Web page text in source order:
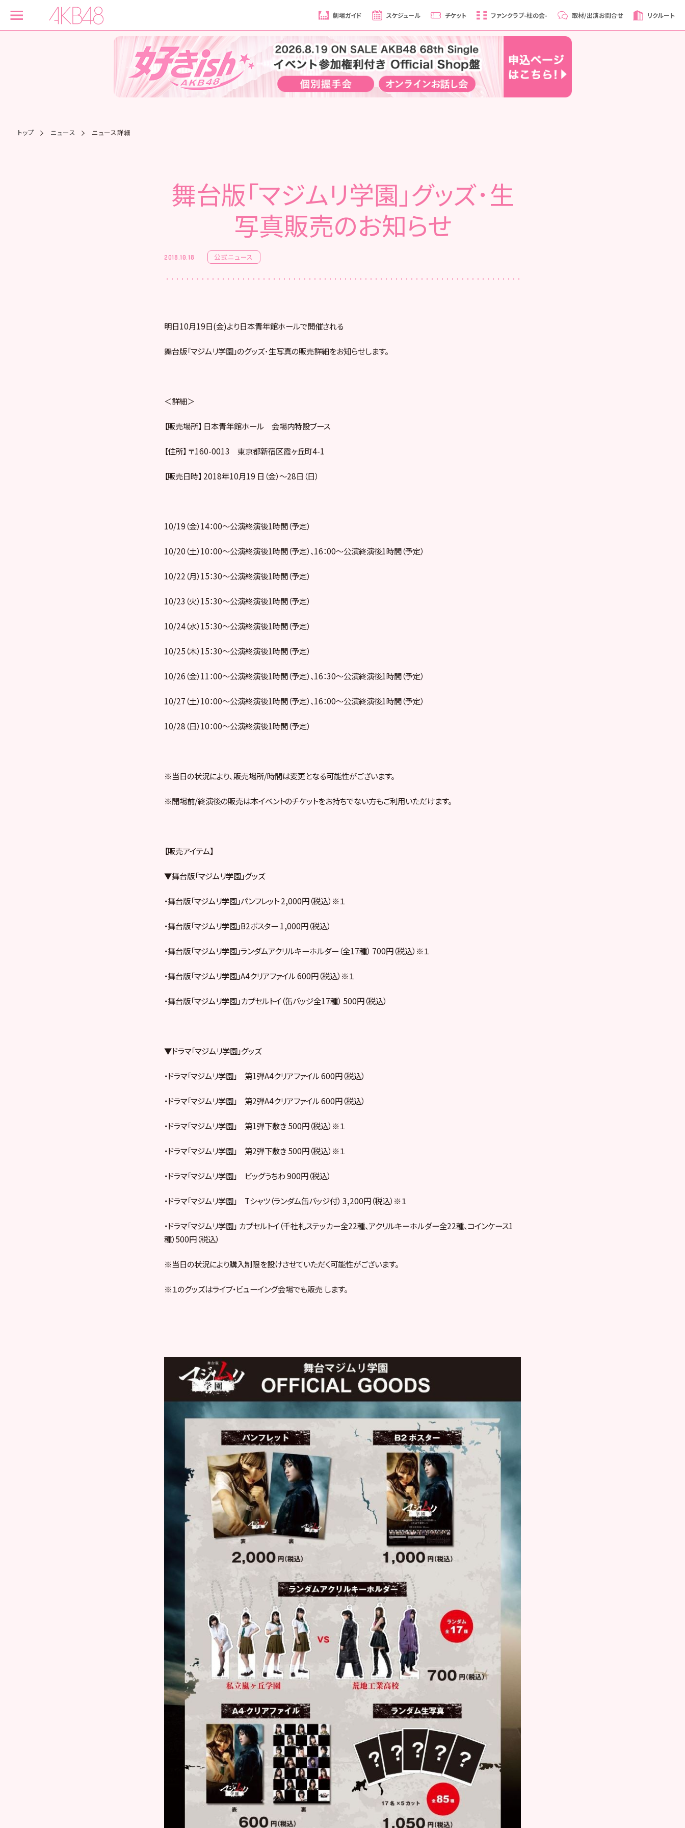
劇場ガイド スケジュール チケット ファンクラブ-柱の会- 取材/出演お問合せ リクルート
トップ ニュース ニュース詳細
舞台版「マジムリ学園」グッズ･生
写真販売のお知らせ
2018.10.18 公式ニュース
明日10月19日(金)より日本青年館ホールで開催される
舞台版「マジムリ学園」のグッズ･生写真の販売詳細をお知らせします。
＜詳細＞
【販売場所】 日本青年館ホール 会場内特設ブース
【住所】 〒160-0013 東京都新宿区霞ヶ丘町4-1
【販売日時】 2018年10月19 日（金）～28日（日）
10/19（金）14：00～公演終演後1時間（予定）
10/20（土）10：00～公演終演後1時間（予定）、16：00～公演終演後1時間（予定）
10/22（月）15：30～公演終演後1時間（予定）
10/23（火）15：30～公演終演後1時間（予定）
10/24（水）15：30～公演終演後1時間（予定）
10/25（木）15：30～公演終演後1時間（予定）
10/26（金）11：00～公演終演後1時間（予定）、16：30～公演終演後1時間（予定）
10/27（土）10：00～公演終演後1時間（予定）、16：00～公演終演後1時間（予定）
10/28（日）10：00～公演終演後1時間（予定）
※当日の状況により､販売場所/時間は変更となる可能性がございます。
※開場前/終演後の販売は本イベントのチケットをお持ちでない方もご利用いただけます。
【販売アイテム】
▼舞台版「マジムリ学園」グッズ
・舞台版「マジムリ学園」パンフレット 2,000円（税込）※１
・舞台版「マジムリ学園」B2ポスター 1,000円（税込）
・舞台版「マジムリ学園」ランダムアクリルキーホルダー（全17種） 700円（税込）※１
・舞台版「マジムリ学園」A4クリアファイル 600円（税込）※１
・舞台版「マジムリ学園」カプセルトイ（缶バッジ全17種） 500円（税込）
▼ドラマ「マジムリ学園」グッズ
・ドラマ「マジムリ学園」 第1弾A4クリアファイル 600円（税込）
・ドラマ「マジムリ学園」 第2弾A4クリアファイル 600円（税込）
・ドラマ「マジムリ学園」 第1弾下敷き 500円（税込）※１
・ドラマ「マジムリ学園」 第2弾下敷き 500円（税込）※１
・ドラマ「マジムリ学園」 ビッグうちわ 900円（税込）
・ドラマ「マジムリ学園」 Tシャツ（ランダム缶バッジ付） 3,200円（税込）※１
・ドラマ「マジムリ学園」 カプセルトイ（千社札ステッカー全22種、アクリルキーホルダー全22種、コインケース1
種）500円（税込）
※当日の状況により購入制限を設けさせていただく可能性がございます。
※１のグッズはライブ・ビューイング会場でも販売 します。